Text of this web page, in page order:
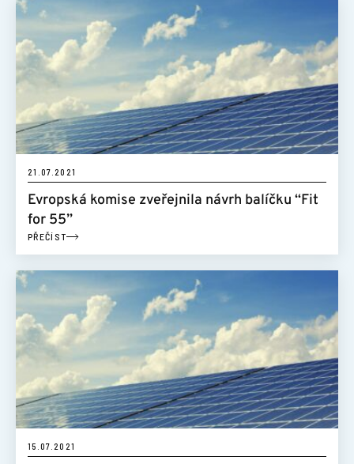
21.07.2021
Evropská komise zveřejnila návrh balíčku “Fit
for 55”
PŘEČÍST
15.07.2021